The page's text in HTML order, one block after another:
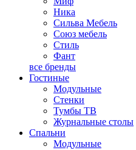
Ника
Сильва Мебель
Союз мебель
Стиль
Фант
все бренды
Гостиные
Модульные
Стенки
Тумбы ТВ
Журнальные столы
Спальни
Модульные